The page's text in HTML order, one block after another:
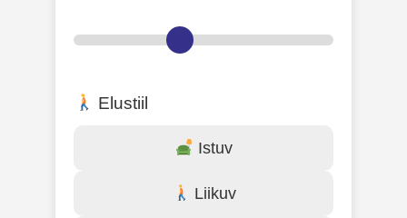
Elustiil
Istuv
Liikuv